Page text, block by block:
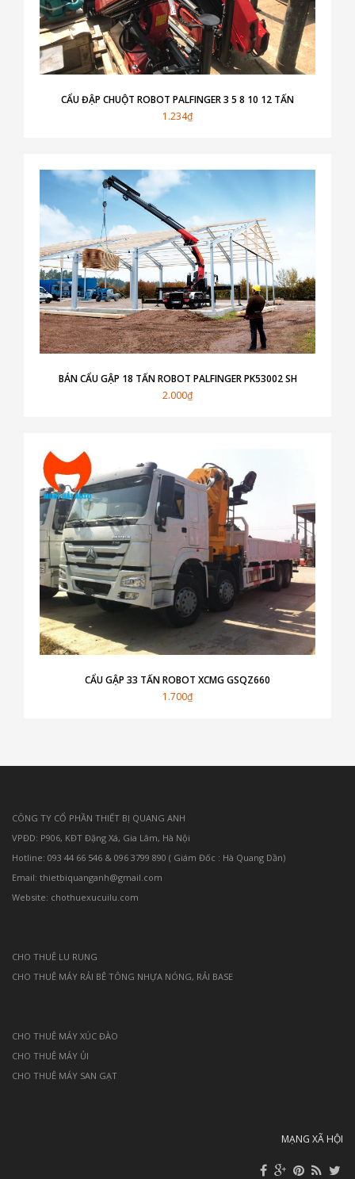
CẨU ĐẬP CHUỘT ROBOT PALFINGER 3 5 8 10 12 TẤN
1.234₫
BÁN CẨU GẬP 18 TẤN ROBOT PALFINGER PK53002 SH
2.000₫
CẨU GẬP 33 TẤN ROBOT XCMG GSQZ660
1.700₫
CÔNG TY CỔ PHẦN THIẾT BỊ QUANG ANH
VPĐD: P906, KĐT Đặng Xá, Gia Lâm, Hà Nội
Hotline: 093 44 66 546 & 096 3799 890 ( Giám Đốc : Hà Quang Dần)
Email: thietbiquanganh@gmail.com
Website: chothuexucuilu.com
CHO THUÊ LU RUNG
CHO THUÊ MÁY RẢI BÊ TÔNG NHỰA NÓNG, RẢI BASE
CHO THUÊ MÁY XÚC ĐÀO
CHO THUÊ MÁY ỦI
CHO THUÊ MÁY SAN GẠT
MẠNG XÃ HỘI